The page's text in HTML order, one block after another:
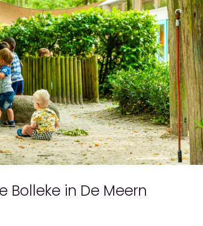
Bolleke in De Meern